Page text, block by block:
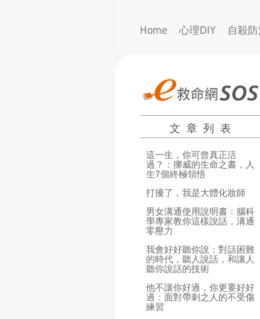
Home 心理DIY 自殺
文章列表
這一生，你可曾真正活
過？：挪威的生命之書，人
生7個終極領悟
打擾了，我是大體化妝師
男女溝通使用說明書：腦科
學專家教你這樣說話，溝通
零壓力
我會好好聽你說：對話困難
的時代，聽人說話，和讓人
聽你說話的技術
他不讓你好過，你更要好好
過：面對帶刺之人的不受傷
練習